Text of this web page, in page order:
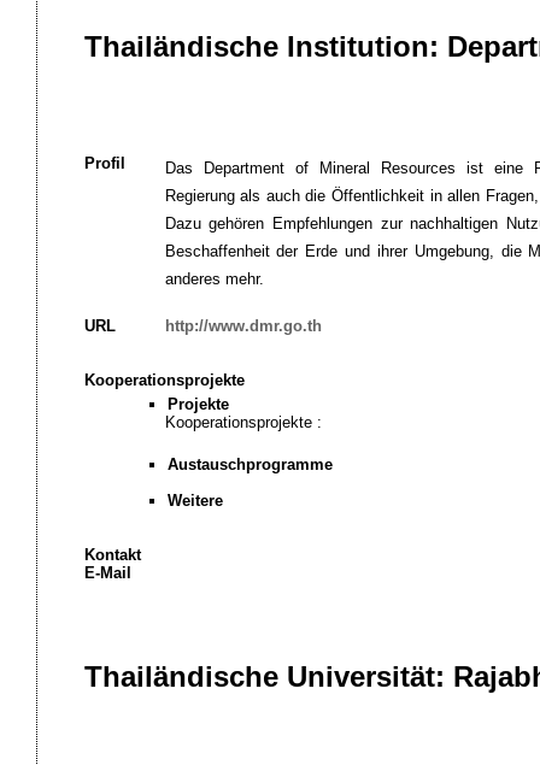
Thailändische Institution:
Profil
Das Department of Mineral Resources ist eine
Regierung als auch die Öffentlichkeit in allen
Dazu gehören Empfehlungen zur nachhaltigen
Beschaffenheit der Erde und ihrer Umgebung, die
anderes mehr.
URL http://www.dmr.go.th
Kooperationsprojekte
Projekte
Kooperationsprojekte :
Austauschprogramme
Weitere
Kontakt
E-Mail
Thailändische Universität: